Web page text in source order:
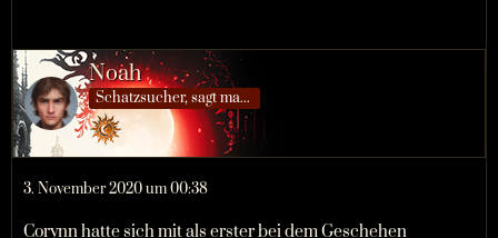
Noah
Schatzsucher, sagt man…
3. November 2020 um 00:38
Corynn hatte sich mit als erster bei dem Geschehen